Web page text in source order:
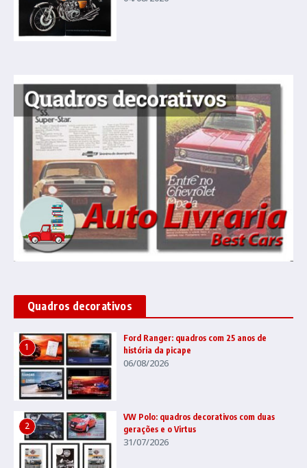
Quadros decorativos
1
Ford Ranger: quadros com 25 anos de
história da picape
06/08/2026
2
VW Polo: quadros decorativos com duas
gerações e o Virtus
31/07/2026